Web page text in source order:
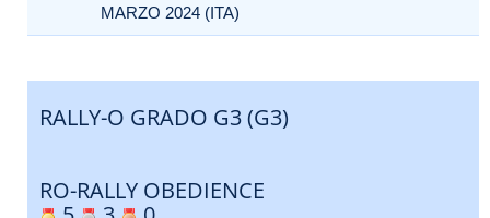
MARZO 2024 (ITA)
RALLY-O GRADO G3 (G3)
RO-RALLY OBEDIENCE